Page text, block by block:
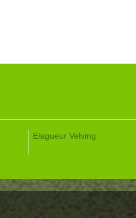
Elagueur Velving